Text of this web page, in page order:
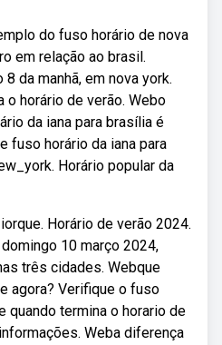
do fuso horário de nova
em relação ao brasil.
da manhã, em nova york.
horário de verão. Webo
da iana para brasília é
fuso horário da iana para
Horário popular da
Horário de verão 2024.
10 março 2024,
três cidades. Webque
agora? Verifique o fuso
quando termina o horario de
Weba diferença